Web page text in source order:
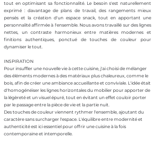
tout en optimisant sa fonctionnalité. Le besoin s'est naturellement
exprimé : davantage de plans de travail, des rangements mieux
pensés et la création d'un espace snack, tout en apportant une
personnalité affirmée à l'ensemble. Nous avons travaillé sur des lignes
nettes, un contraste harmonieux entre matières modernes et
finitions authentiques, ponctué de touches de couleur pour
dynamiser le tout.
INSPIRATION
Pour insuffler une nouvelle vie à cette cuisine, j'ai choisi de mélanger
des éléments modernes à des matériaux plus chaleureux, comme le
bois, afin de créer une ambiance accueillante et conviviale. L'idée était
d'homogénéiser les lignes horizontales du mobilier pour apporter de
la légèreté et un visuel épuré, tout en évitant un effet couloir porter
par le passage entre la pièce de vie et la partie nuit.
Des touches de couleur viennent rythmer l'ensemble, ajoutant du
caractère sans surcharger l'espace. L'équilibre entre modernité et
authenticité est ici essentiel pour offrir une cuisine à la fois
contemporaine et intemporelle.